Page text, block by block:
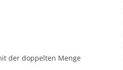
der doppelten Menge